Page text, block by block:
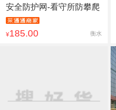
安全防护网-看守所防攀爬
¥185.00 衡水